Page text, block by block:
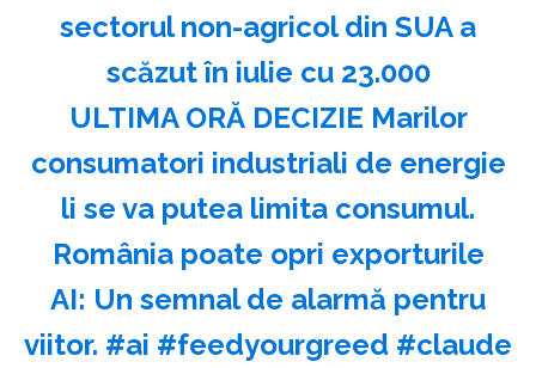
sectorul non-agricol din SUA a
scăzut în iulie cu 23.000
ULTIMA ORĂ DECIZIE Marilor
consumatori industriali de energie
li se va putea limita consumul.
România poate opri exporturile
AI: Un semnal de alarmă pentru
viitor. #ai #feedyourgreed #claude